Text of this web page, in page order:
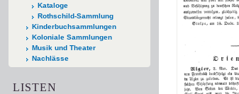
Kataloge
Rothschild-Sammlung
Kinderbuchsammlungen
Koloniale Sammlungen
Musik und Theater
Nachlässe
LISTEN